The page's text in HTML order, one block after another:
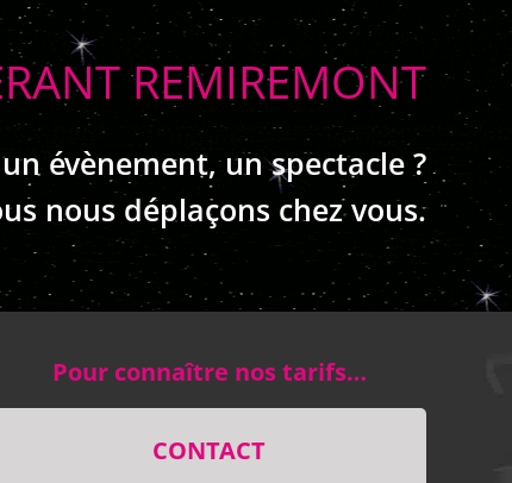
REMIREMONT
évènement, un spectacle ?
nous déplaçons chez vous.
Pour connaître nos tarifs…
CONTACT